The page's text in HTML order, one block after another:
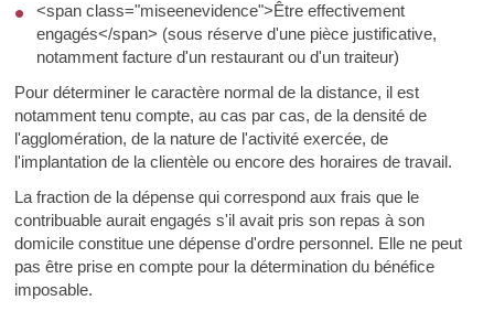
<span class="miseenevidence">Être effectivement
engagés</span> (sous réserve d'une pièce justificative,
notamment facture d'un restaurant ou d'un traiteur)
Pour déterminer le caractère normal de la distance, il est
notamment tenu compte, au cas par cas, de la densité de
l'agglomération, de la nature de l'activité exercée, de
l'implantation de la clientèle ou encore des horaires de travail.
La fraction de la dépense qui correspond aux frais que le
contribuable aurait engagés s'il avait pris son repas à son
domicile constitue une dépense d'ordre personnel. Elle ne peut
pas être prise en compte pour la détermination du bénéfice
imposable.